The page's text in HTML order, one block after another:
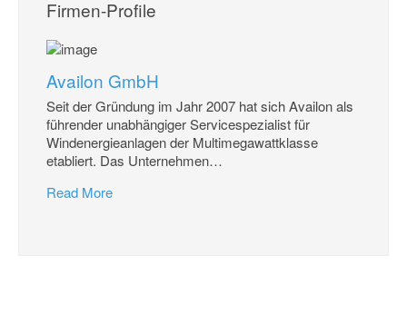
Firmen-Profile
Availon GmbH
Seit der Gründung im Jahr 2007 hat sich Availon als
führender unabhängiger Servicespezialist für
Windenergieanlagen der Multimegawattklasse
etabliert. Das Unternehmen…
Read More